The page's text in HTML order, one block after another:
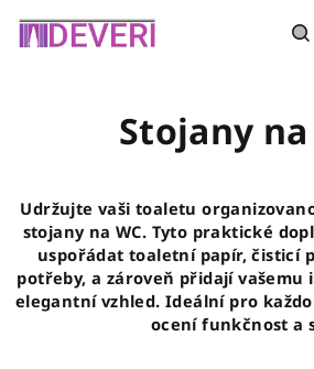
Stojany na
Udržujte vaši toaletu
stojany na WC. Tyto praktické
uspořádat toaletní papír, čisticí
potřeby, a zároveň přidají
elegantní vzhled. Ideální pro
ocení funkčnost a